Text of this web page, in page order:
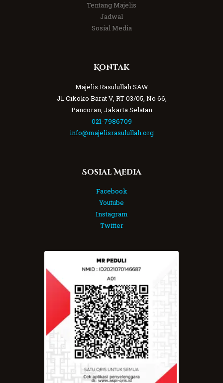
Tentang Majelis
Jadwal
Sosial Media
Kontak
Majelis Rasulullah SAW
Jl. Cikoko Barat V, RT 03/05, No 66,
Pancoran, Jakarta Selatan
021-7986709
info@majelisrasulullah.org
Sosial Media
Facebook
Youtube
Instagram
Twitter